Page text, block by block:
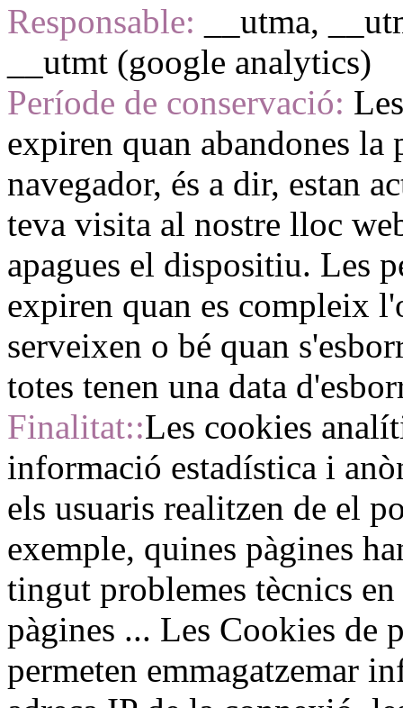
Responsable: __utma,
__utmt (google analytics)
Període de conservació:
expiren quan abandones la
navegador, és a dir, estan
teva visita al nostre lloc
apagues el dispositiu. Les
expiren quan es compleix
serveixen o bé quan
totes tenen una data
Finalitat::Les cookies
informació estadística i
els usuaris realitzen de el
exemple, quines pàgines
tingut problemes tècnics en
pàgines ... Les Cookies de
permeten emmagatzemar